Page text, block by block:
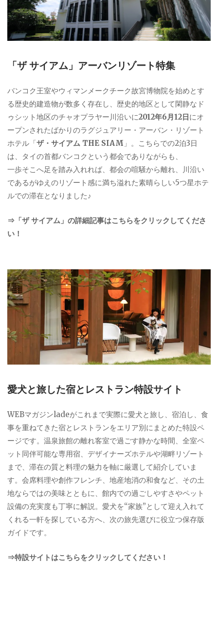
「ザ サイアム」アーバンリゾート特集
バンコク王室やウィマンメークチーク故宮博物院を始めとす
る歴史的建造物が数多く存在し、歴史的地区として閑静なド
ゥシット地区のチャオプラヤー川沿いに2012年6月12日にオ
ープンされたばかりのラグジュアリー・アーバン・リゾート
ホテル「ザ・サイアム THE SIAM 」。こちらでの2泊3日
は、タイの首都バンコクという都会でありながらも、
一歩そこへ足を踏み入れれば、都会の喧騒から離れ、川沿い
であるがゆえのリゾート感に満ち溢れた素晴らしい5つ星ホテ
ルでの滞在となりました♪
⇒「ザ サイアム」の詳細記事はこちらをクリックしてくださ
い！
愛犬と旅した宿とレストラン特設サイト
WEBマガジンladeがこれまで実際に愛犬と旅し、宿泊し、食
事を重ねてきた宿とレストランをエリア別にまとめた特設ペ
ージです。温泉旅館の離れ客室で過ごす静かな時間、全室ペ
ット同伴可能な専用宿、デザイナーズホテルや湖畔リゾート
まで、滞在の質と料理の魅力を軸に厳選して紹介していま
す。会席料理や創作フレンチ、地産地消の和食など、その土
地ならではの美味とともに、館内での過ごしやすさやペット
設備の充実度も丁寧に解説。愛犬を“家族”として迎え入れて
くれる一軒を探している方へ、次の旅先選びに役立つ保存版
ガイドです。
⇒特設サイトはこちらをクリックしてください！